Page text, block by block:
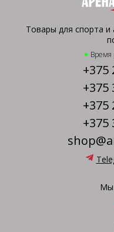
Товары для спорта и
Время
+375
+375
+375
+375
Мы